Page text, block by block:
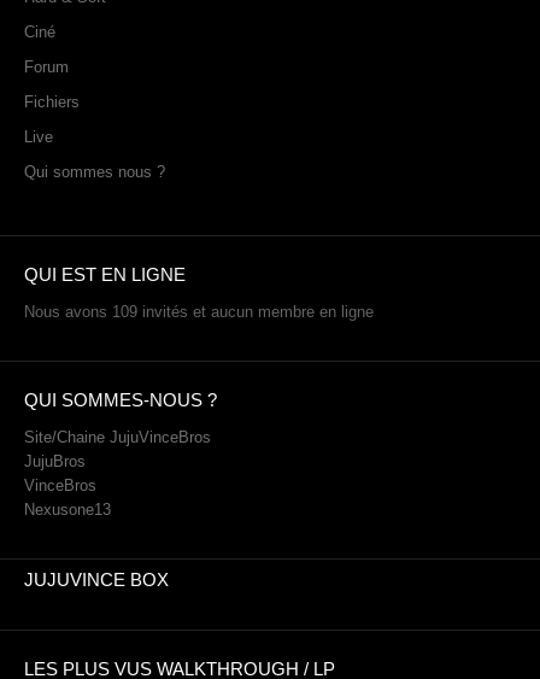
Ciné
Forum
Fichiers
Live
Qui sommes nous ?
QUI EST EN LIGNE
Nous avons 109 invités et aucun membre en ligne
QUI SOMMES-NOUS ?
Site/Chaine JujuVinceBros
JujuBros
VinceBros
Nexusone13
JUJUVINCE BOX
LES PLUS VUS WALKTHROUGH / LP